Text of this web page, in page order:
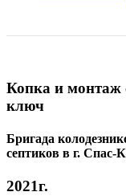
Копка и монтаж
ключ
Бригада
септиков в г. Спас-
2021г.